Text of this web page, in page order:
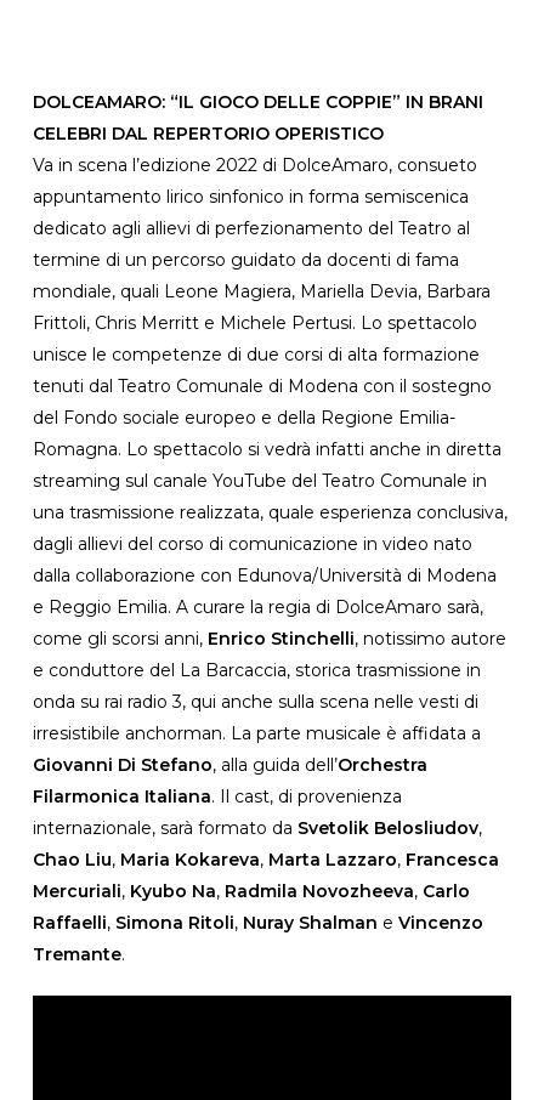
DOLCEAMARO: “IL GIOCO DELLE COPPIE” IN BRANI
CELEBRI DAL REPERTORIO OPERISTICO
Va in scena l’edizione 2022 di DolceAmaro, consueto
appuntamento lirico sinfonico in forma semiscenica
dedicato agli allievi di perfezionamento del Teatro al
termine di un percorso guidato da docenti di fama
mondiale, quali Leone Magiera, Mariella Devia, Barbara
Frittoli, Chris Merritt e Michele Pertusi. Lo spettacolo
unisce le competenze di due corsi di alta formazione
tenuti dal Teatro Comunale di Modena con il sostegno
del Fondo sociale europeo e della Regione Emilia-
Romagna. Lo spettacolo si vedrà infatti anche in diretta
streaming sul canale YouTube del Teatro Comunale in
una trasmissione realizzata, quale esperienza conclusiva,
dagli allievi del corso di comunicazione in video nato
dalla collaborazione con Edunova/Università di Modena
e Reggio Emilia. A curare la regia di DolceAmaro sarà,
come gli scorsi anni, Enrico Stinchelli, notissimo autore
e conduttore del La Barcaccia, storica trasmissione in
onda su rai radio 3, qui anche sulla scena nelle vesti di
irresistibile anchorman. La parte musicale è affidata a
Giovanni Di Stefano, alla guida dell’Orchestra
Filarmonica Italiana. Il cast, di provenienza
internazionale, sarà formato da Svetolik Belosliudov,
Chao Liu, Maria Kokareva, Marta Lazzaro, Francesca
Mercuriali, Kyubo Na, Radmila Novozheeva, Carlo
Raffaelli, Simona Ritoli, Nuray Shalman e Vincenzo
Tremante.